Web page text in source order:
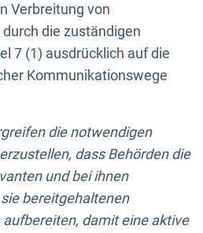
Verbreitung von
die zuständigen
7 (1) ausdrücklich auf die
Kommunikationswege
die notwendigen
dass Behörden die
und bei ihnen
bereitgehaltenen
damit eine aktive